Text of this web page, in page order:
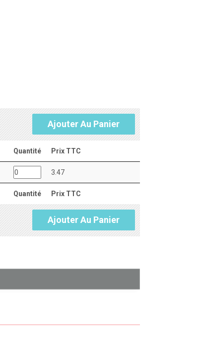
Ajouter Au Panier
Quantité Prix TTC
Quantité Prix TTC
3.47
Ajouter Au Panier